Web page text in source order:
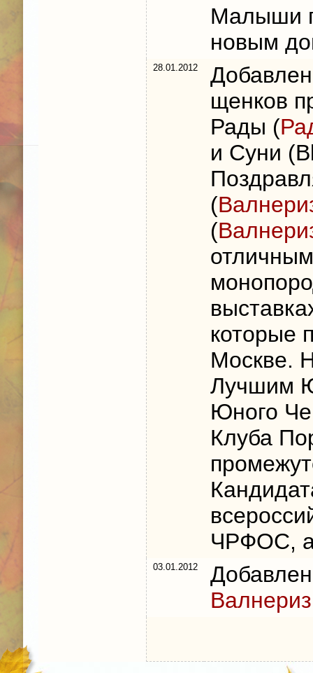
Малыши
новым
28.01.2012
щенков
Рады (
и Суни
(
(
которые
Москве.
Лучшим
Юного
Клуба
ЧРФОС,
03.01.2012